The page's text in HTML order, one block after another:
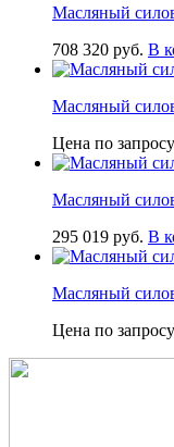
Масляный
708 320 руб. В
Масляный
Цена по запросу
Масляный
295 019 руб. В
Масляный
Цена по запросу